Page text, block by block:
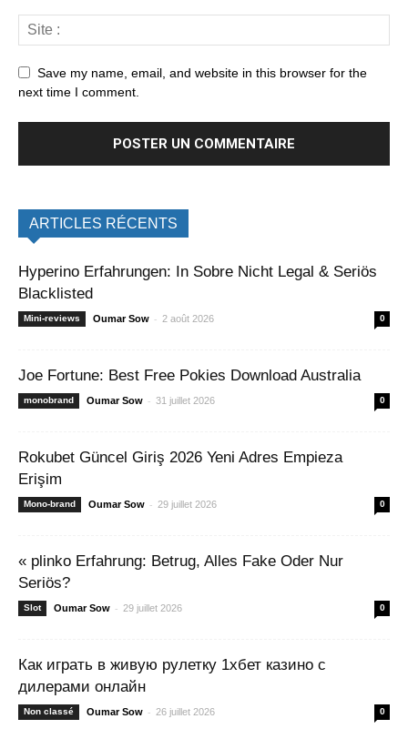
Save my name, email, and website in this browser for the
next time I comment.
ARTICLES RÉCENTS
Hyperino Erfahrungen: In Sobre Nicht Legal & Seriös
Blacklisted
Mini-reviews Oumar Sow - 2 août 2026 0
Joe Fortune: Best Free Pokies Download Australia
monobrand Oumar Sow - 31 juillet 2026 0
Rokubet Güncel Giriş 2026 Yeni Adres Empieza
Erişim
Mono-brand Oumar Sow - 29 juillet 2026 0
« plinko Erfahrung: Betrug, Alles Fake Oder Nur
Seriös?
Slot Oumar Sow - 29 juillet 2026 0
Как играть в живую рулетку 1хбет казино с
дилерами онлайн
Non classé Oumar Sow - 26 juillet 2026 0